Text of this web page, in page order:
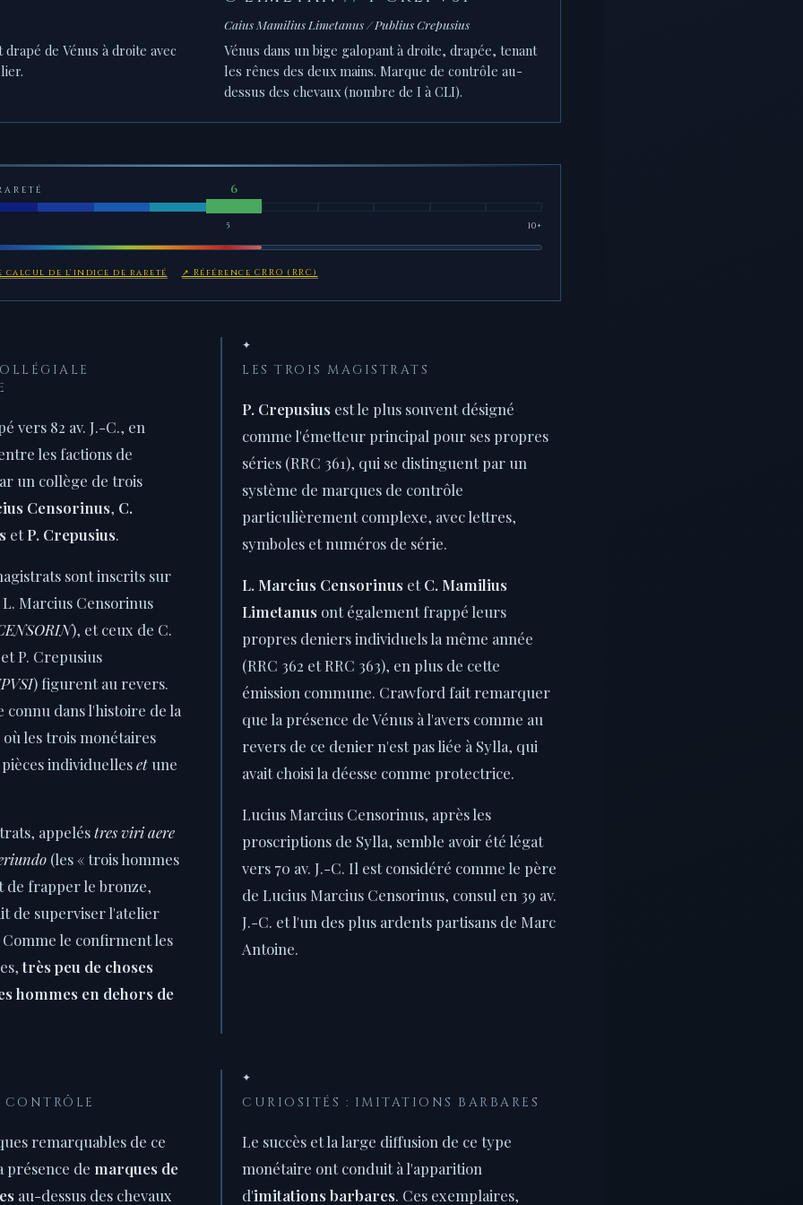
de Vénus à droite avec
Caius Mamilius Limetanus / Publius Crepusius
Vénus dans un bige galopant à droite, drapée, tenant
les rênes des deux mains. Marque de contrôle au-
dessus des chevaux (nombre de I à CLI).
5 10+
calcul de l'indice de rareté ↗ Référence CRRO (RRC)
vers 82 av. J.-C., en
les factions de
un collège de trois
Censorinus, C.
etP. Crepusius.
sont inscrits sur
Marcius Censorinus
), et ceux de C.
P. Crepusius
) figurent au revers.
connu dans l'histoire de la
les trois monétaires
individuelleset une
appeléstres viri aere
(les « trois hommes
de frapper le bronze,
de superviser l'atelier
le confirment les
très peu de choses
hommes en dehors de
✦
LES TROIS MAGISTRATS
P. Crepusius est le plus souvent désigné
comme l'émetteur principal pour ses propres
séries (RRC 361), qui se distinguent par un
système de marques de contrôle
particulièrement complexe, avec lettres,
symboles et numéros de série.
L. Marcius Censorinus etC. Mamilius
Limetanus ont également frappé leurs
propres deniers individuels la même année
(RRC 362 et RRC 363), en plus de cette
émission commune. Crawford fait remarquer
que la présence de Vénus à l'avers comme au
revers de ce denier n'est pas liée à Sylla, qui
avait choisi la déesse comme protectrice.
Lucius Marcius Censorinus, après les
proscriptions de Sylla, semble avoir été légat
vers 70 av. J.-C. Il est considéré comme le père
de Lucius Marcius Censorinus, consul en 39 av.
J.-C. et l'un des plus ardents partisans de Marc
Antoine.
CONTRÔLE
remarquables de ce
présence de marques de
au-dessus des chevaux
✦
CURIOSITÉS : IMITATIONS BARBARES
Le succès et la large diffusion de ce type
monétaire ont conduit à l'apparition
d'imitations barbares. Ces exemplaires,